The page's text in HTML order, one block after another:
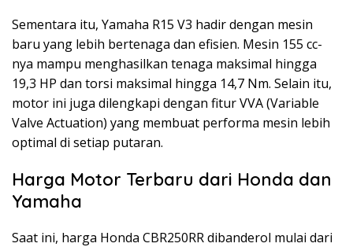
Sementara itu, Yamaha R15 V3 hadir dengan mesin
baru yang lebih bertenaga dan efisien. Mesin 155 cc-
nya mampu menghasilkan tenaga maksimal hingga
19,3 HP dan torsi maksimal hingga 14,7 Nm. Selain itu,
motor ini juga dilengkapi dengan fitur VVA (Variable
Valve Actuation) yang membuat performa mesin lebih
optimal di setiap putaran.
Harga Motor Terbaru dari Honda dan
Yamaha
Saat ini, harga Honda CBR250RR dibanderol mulai dari